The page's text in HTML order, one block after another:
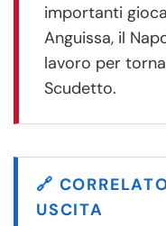
importanti
Anguissa, il
lavoro per
Scudetto.
🔗
USCITA